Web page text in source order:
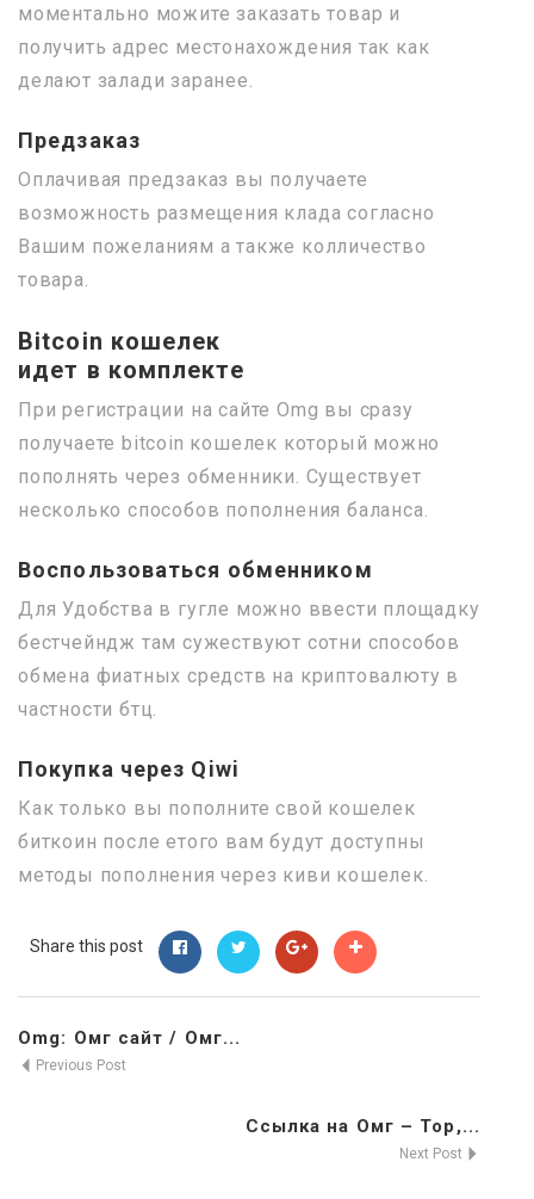
моментально можите заказать товар и
получить адрес местонахождения так как
делают залади заранее.
Предзаказ
Оплачивая предзаказ вы получаете
возможность размещения клада согласно
Вашим пожеланиям а также колличество
товара.
Bitcoin кошелек
идет в комплекте
При регистрации на сайте Omg вы сразу
получаете bitcoin кошелек который можно
пополнять через обменники. Существует
несколько способов пополнения баланса.
Воспользоваться обменником
Для Удобства в гугле можно ввести площадку
бестчейндж там сужествуют сотни способов
обмена фиатных средств на криптовалюту в
частности бтц.
Покупка через Qiwi
Как только вы пополните свой кошелек
биткоин после етого вам будут доступны
методы пополнения через киви кошелек.
Share this post
Omg: Омг сайт / Омг...
Previous Post
Ссылка на Омг – Тор,...
Next Post